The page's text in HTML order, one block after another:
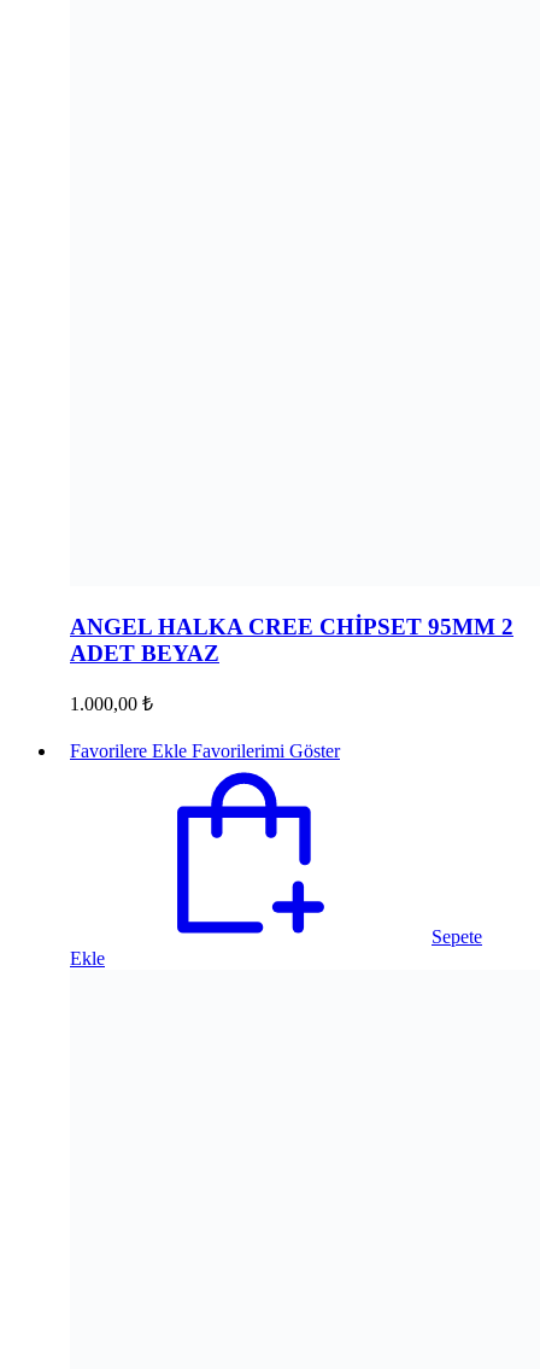
ANGEL HALKA CREE CHİPSET 95MM 2
ADET BEYAZ
1.000,00 ₺
Favorilere Ekle Favorilerimi Göster
Sepete
Ekle